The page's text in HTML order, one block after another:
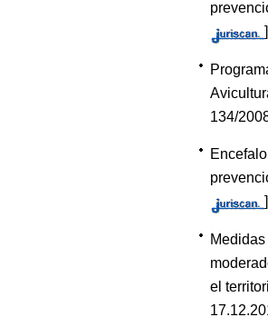
]
134/
]
el